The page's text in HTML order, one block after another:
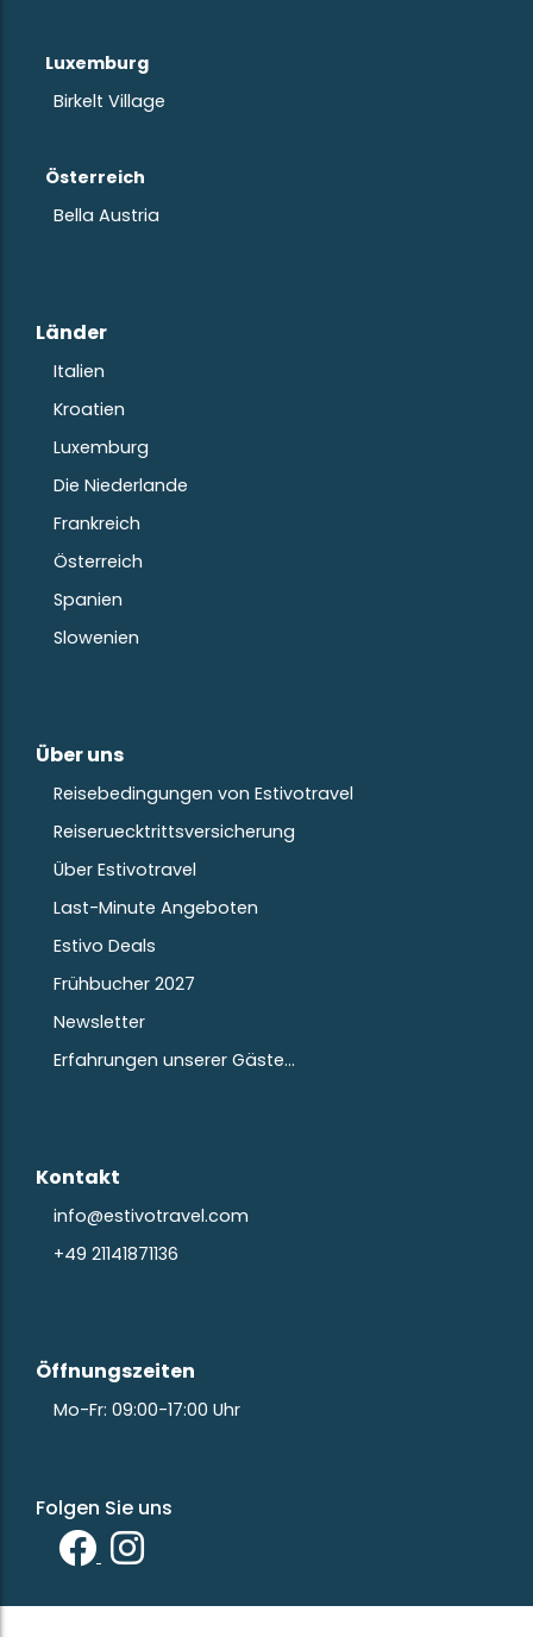
Luxemburg
Birkelt Village
Österreich
Bella Austria
Länder
Italien
Kroatien
Luxemburg
Die Niederlande
Frankreich
Österreich
Spanien
Slowenien
Über uns
Reisebedingungen von Estivotravel
Reiseruecktrittsversicherung
Über Estivotravel
Last-Minute Angeboten
Estivo Deals
Frühbucher 2027
Newsletter
Erfahrungen unserer Gäste…
Kontakt
info@estivotravel.com
+49 21141871136
Öffnungszeiten
Mo-Fr: 09:00-17:00 Uhr
Folgen Sie uns